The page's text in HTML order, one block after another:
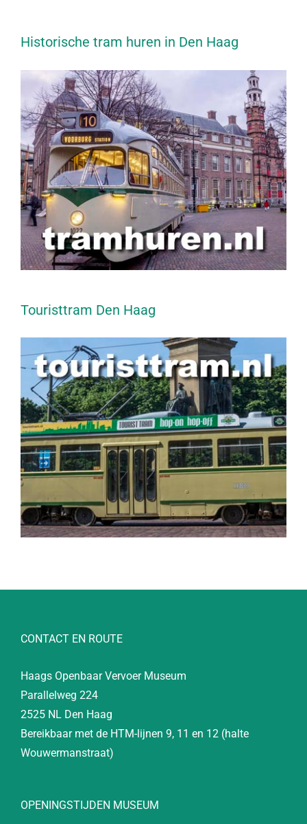
Historische tram huren in Den Haag
Touristtram Den Haag
CONTACT EN ROUTE
Haags Openbaar Vervoer Museum
Parallelweg 224
2525 NL Den Haag
Bereikbaar met de HTM-lijnen 9, 11 en 12 (halte
Wouwermanstraat)
OPENINGSTIJDEN MUSEUM